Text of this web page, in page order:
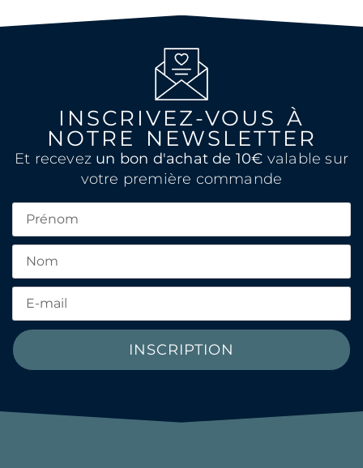
INSCRIVEZ-VOUS À
NOTRE NEWSLETTER
Et recevez un bon d'achat de 10€ valable sur
votre première commande
INSCRIPTION